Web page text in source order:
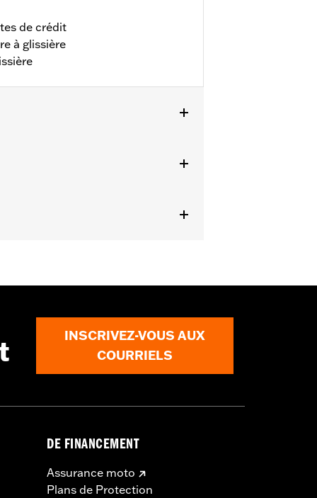
de crédit
à glissière
INSCRIVEZ-VOUS AUX
COURRIELS
DE FINANCEMENT
Assurance moto
Plans de Protection